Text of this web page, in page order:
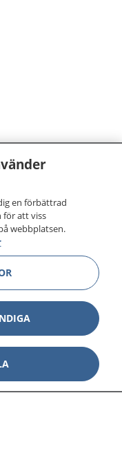
en förbättrad
för att viss
webbplatsen.